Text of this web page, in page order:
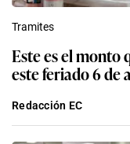
Tramites
Este es el monto
este feriado 6 de
Redacción EC